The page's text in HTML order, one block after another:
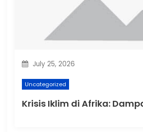
July 25, 2026
Uncategorized